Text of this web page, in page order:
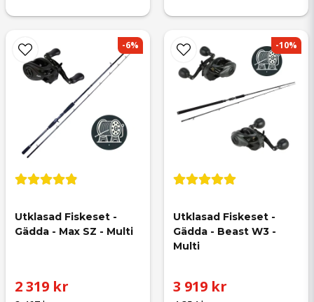
Utklasad Fiskeset -
Gädda - Max SZ - Multi
2 319 kr
-6%
Utklasad Fiskeset -
Gädda - Beast W3 -
Multi
3 919 kr
-10%